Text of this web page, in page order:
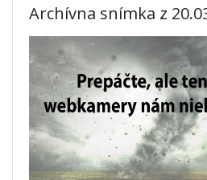
Archívna snímka z